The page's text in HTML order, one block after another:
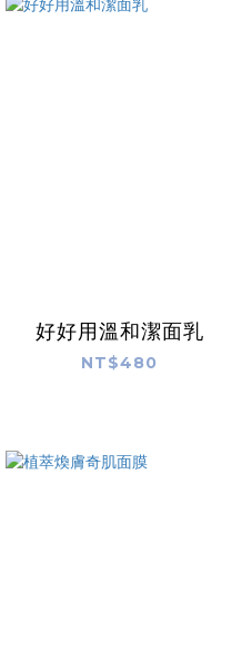
好好用溫和潔面乳
NT$480